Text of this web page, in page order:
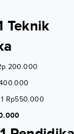
Teknik
200.000
Rp550.000